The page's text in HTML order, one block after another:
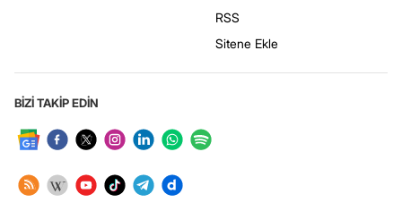
RSS
Sitene Ekle
BİZİ TAKİP EDİN